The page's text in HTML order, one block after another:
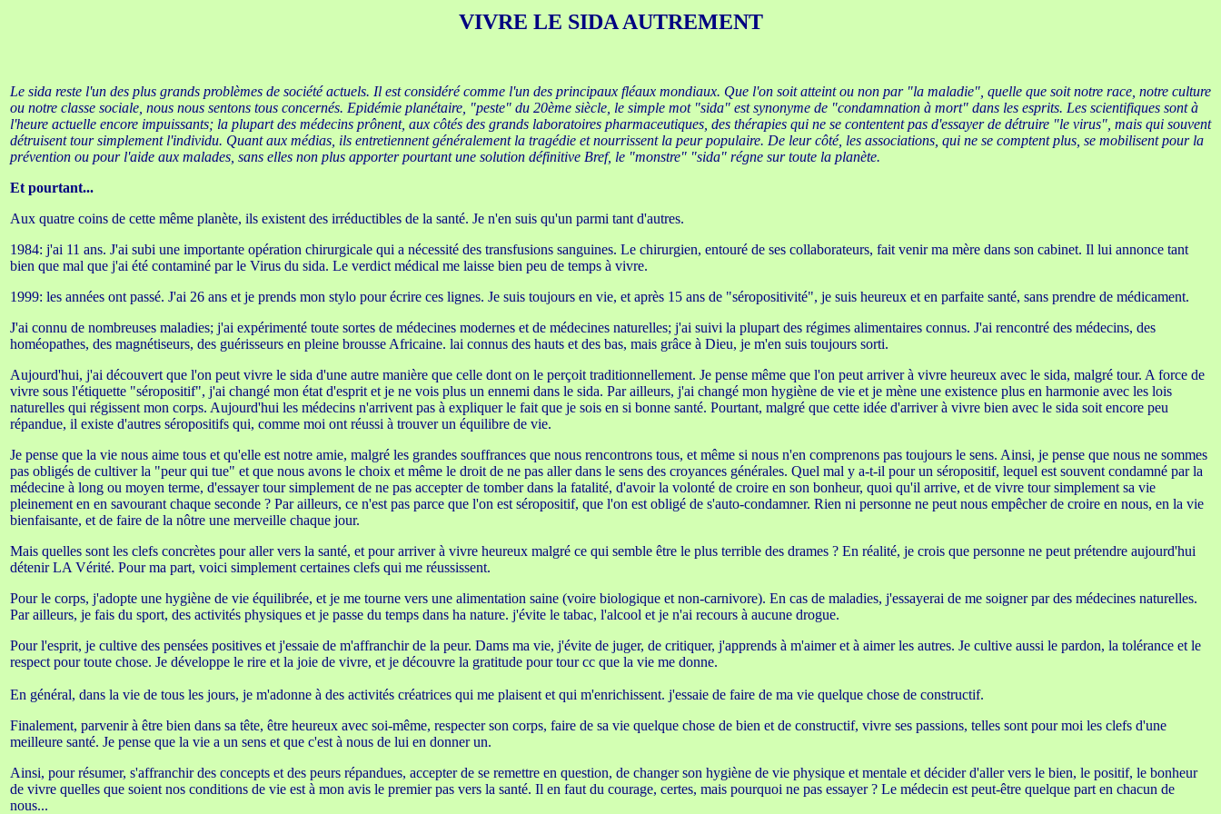
VIVRE LE SIDA AUTREMENT
Le sida reste l'un des plus grands problèmes de société actuels. Il est considéré comme l'un des principaux fléaux mondiaux. Que l'on soit atteint ou non par "la maladie", quelle que soit notre race, notre culture
ou notre classe sociale, nous nous sentons tous concernés. Epidémie planétaire, "peste" du 20ème siècle, le simple mot "sida" est synonyme de "condamnation à mort" dans les esprits. Les scientifiques sont à
l'heure actuelle encore impuissants; la plupart des médecins prônent, aux côtés des grands laboratoires pharmaceutiques, des thérapies qui ne se contentent pas d'essayer de détruire "le virus", mais qui souvent
détruisent tour simplement l'individu. Quant aux médias, ils entretiennent généralement la tragédie et nourrissent la peur populaire. De leur côté, les associations, qui ne se comptent plus, se mobilisent pour la
prévention ou pour l'aide aux malades, sans elles non plus apporter pourtant une solution définitive Bref, le "monstre" "sida" régne sur toute la planète.
Et pourtant...
Aux quatre coins de cette même planète, ils existent des irréductibles de la santé. Je n'en suis qu'un parmi tant d'autres.
1984: j'ai 11 ans. J'ai subi une importante opération chirurgicale qui a nécessité des transfusions sanguines. Le chirurgien, entouré de ses collaborateurs, fait venir ma mère dans son cabinet. Il lui annonce tant
bien que mal que j'ai été contaminé par le Virus du sida. Le verdict médical me laisse bien peu de temps à vivre.
1999: les années ont passé. J'ai 26 ans et je prends mon stylo pour écrire ces lignes. Je suis toujours en vie, et après 15 ans de "séropositivité", je suis heureux et en parfaite santé, sans prendre de médicament.
J'ai connu de nombreuses maladies; j'ai expérimenté toute sortes de médecines modernes et de médecines naturelles; j'ai suivi la plupart des régimes alimentaires connus. J'ai rencontré des médecins, des
homéopathes, des magnétiseurs, des guérisseurs en pleine brousse Africaine. lai connus des hauts et des bas, mais grâce à Dieu, je m'en suis toujours sorti.
Aujourd'hui, j'ai découvert que l'on peut vivre le sida d'une autre manière que celle dont on le perçoit traditionnellement. Je pense même que l'on peut arriver à vivre heureux avec le sida, malgré tour. A force de
vivre sous l'étiquette "séropositif", j'ai changé mon état d'esprit et je ne vois plus un ennemi dans le sida. Par ailleurs, j'ai changé mon hygiène de vie et je mène une existence plus en harmonie avec les lois
naturelles qui régissent mon corps. Aujourd'hui les médecins n'arrivent pas à expliquer le fait que je sois en si bonne santé. Pourtant, malgré que cette idée d'arriver à vivre bien avec le sida soit encore peu
répandue, il existe d'autres séropositifs qui, comme moi ont réussi à trouver un équilibre de vie.
Je pense que la vie nous aime tous et qu'elle est notre amie, malgré les grandes souffrances que nous rencontrons tous, et même si nous n'en comprenons pas toujours le sens. Ainsi, je pense que nous ne sommes
pas obligés de cultiver la "peur qui tue" et que nous avons le choix et même le droit de ne pas aller dans le sens des croyances générales. Quel mal y a-t-il pour un séropositif, lequel est souvent condamné par la
médecine à long ou moyen terme, d'essayer tour simplement de ne pas accepter de tomber dans la fatalité, d'avoir la volonté de croire en son bonheur, quoi qu'il arrive, et de vivre tour simplement sa vie
pleinement en en savourant chaque seconde ? Par ailleurs, ce n'est pas parce que l'on est séropositif, que l'on est obligé de s'auto-condamner. Rien ni personne ne peut nous empêcher de croire en nous, en la vie
bienfaisante, et de faire de la nôtre une merveille chaque jour.
Mais quelles sont les clefs concrètes pour aller vers la santé, et pour arriver à vivre heureux malgré ce qui semble être le plus terrible des drames ? En réalité, je crois que personne ne peut prétendre aujourd'hui
détenir LA Vérité. Pour ma part, voici simplement certaines clefs qui me réussissent.
Pour le corps, j'adopte une hygiène de vie équilibrée, et je me tourne vers une alimentation saine (voire biologique et non-carnivore). En cas de maladies, j'essayerai de me soigner par des médecines naturelles.
Par ailleurs, je fais du sport, des activités physiques et je passe du temps dans ha nature. j'évite le tabac, l'alcool et je n'ai recours à aucune drogue.
Pour l'esprit, je cultive des pensées positives et j'essaie de m'affranchir de la peur. Dams ma vie, j'évite de juger, de critiquer, j'apprends à m'aimer et à aimer les autres. Je cultive aussi le pardon, la tolérance et le
respect pour toute chose. Je développe le rire et la joie de vivre, et je découvre la gratitude pour tour cc que la vie me donne.
En général, dans la vie de tous les jours, je m'adonne à des activités créatrices qui me plaisent et qui m'enrichissent. j'essaie de faire de ma vie quelque chose de constructif.
Finalement, parvenir à être bien dans sa tête, être heureux avec soi-même, respecter son corps, faire de sa vie quelque chose de bien et de constructif, vivre ses passions, telles sont pour moi les clefs d'une
meilleure santé. Je pense que la vie a un sens et que c'est à nous de lui en donner un.
Ainsi, pour résumer, s'affranchir des concepts et des peurs répandues, accepter de se remettre en question, de changer son hygiène de vie physique et mentale et décider d'aller vers le bien, le positif, le bonheur
de vivre quelles que soient nos conditions de vie est à mon avis le premier pas vers la santé. Il en faut du courage, certes, mais pourquoi ne pas essayer ? Le médecin est peut-être quelque part en chacun de
nous...